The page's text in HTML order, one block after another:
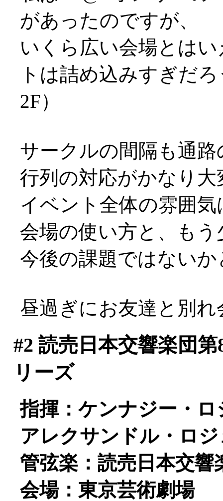
があったのですが、
いくら広い会場とは
トは詰め込みすぎだ
2F）
サークルの間隔も通
行列の対応がかなり
イベント全体の雰囲
会場の使い方と、も
今後の課題ではないか
昼過ぎにお友達と別れ
#2 読売日本交響楽団
リーズ
指揮：ケンナジー・
アレクサンドル・ロ
管弦楽：読売日本交響
会場：東京芸術劇場